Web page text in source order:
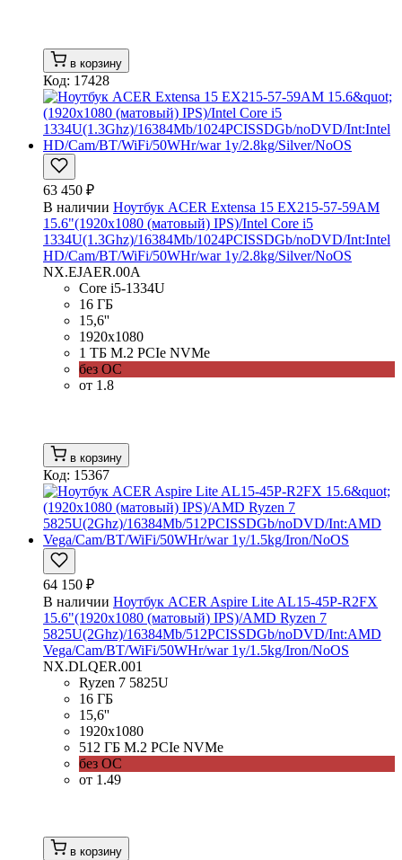
в корзину
Код: 17428
63 450 ₽
В наличии Ноутбук ACER Extensa 15 EX215-57-59AM
15.6"(1920x1080 (матовый) IPS)/Intel Core i5
1334U(1.3Ghz)/16384Mb/1024PCISSDGb/noDVD/Int:Intel
HD/Cam/BT/WiFi/50WHr/war 1y/2.8kg/Silver/NoOS
NX.EJAER.00A
Core i5-1334U
16 ГБ
15,6''
1920x1080
1 ТБ M.2 PCIe NVMe
без ОС
от 1.8
в корзину
Код: 15367
64 150 ₽
В наличии Ноутбук ACER Aspire Lite AL15-45P-R2FX
15.6"(1920x1080 (матовый) IPS)/AMD Ryzen 7
5825U(2Ghz)/16384Mb/512PCISSDGb/noDVD/Int:AMD
Vega/Cam/BT/WiFi/50WHr/war 1y/1.5kg/Iron/NoOS
NX.DLQER.001
Ryzen 7 5825U
16 ГБ
15,6''
1920x1080
512 ГБ M.2 PCIe NVMe
без ОС
от 1.49
в корзину